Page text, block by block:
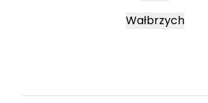
Wałbrzych